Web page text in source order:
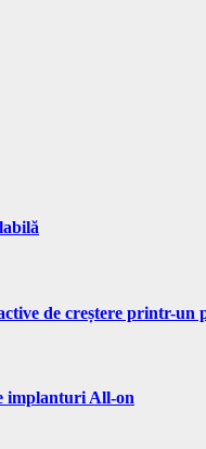
de creștere printr-
implanturi All-on